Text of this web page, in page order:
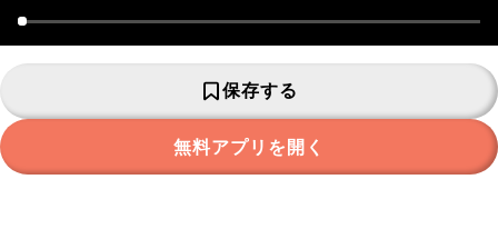
保存する
無料アプリを開く